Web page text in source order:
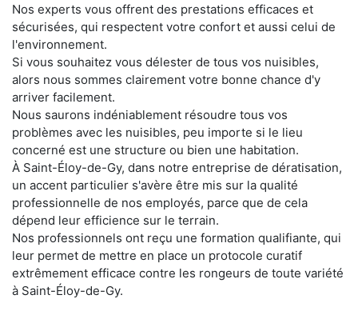
Nos experts vous offrent des prestations efficaces et
sécurisées, qui respectent votre confort et aussi celui de
l'environnement.
Si vous souhaitez vous délester de tous vos nuisibles,
alors nous sommes clairement votre bonne chance d'y
arriver facilement.
Nous saurons indéniablement résoudre tous vos
problèmes avec les nuisibles, peu importe si le lieu
concerné est une structure ou bien une habitation.
À Saint-Éloy-de-Gy, dans notre entreprise de dératisation,
un accent particulier s'avère être mis sur la qualité
professionnelle de nos employés, parce que de cela
dépend leur efficience sur le terrain.
Nos professionnels ont reçu une formation qualifiante, qui
leur permet de mettre en place un protocole curatif
extrêmement efficace contre les rongeurs de toute variété
à Saint-Éloy-de-Gy.